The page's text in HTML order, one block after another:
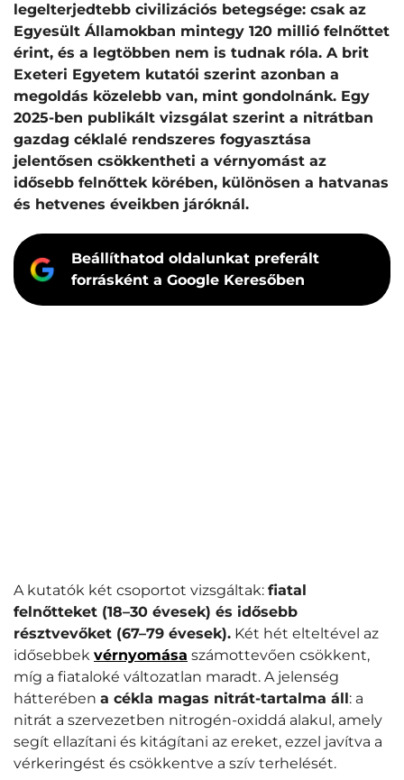
legelterjedtebb civilizációs betegsége: csak az
Egyesült Államokban mintegy 120 millió felnőttet
érint, és a legtöbben nem is tudnak róla. A brit
Exeteri Egyetem kutatói szerint azonban a
megoldás közelebb van, mint gondolnánk. Egy
2025-ben publikált vizsgálat szerint a nitrátban
gazdag céklalé rendszeres fogyasztása
jelentősen csökkentheti a vérnyomást az
idősebb felnőttek körében, különösen a hatvanas
és hetvenes éveikben járóknál.
Beállíthatod oldalunkat preferált
forrásként a Google Keresőben
A kutatók két csoportot vizsgáltak: fiatal
felnőtteket (18–30 évesek) és idősebb
résztvevőket (67–79 évesek). Két hét elteltével az
idősebbek vérnyomása számottevően csökkent,
míg a fiataloké változatlan maradt. A jelenség
hátterében a cékla magas nitrát-tartalma áll: a
nitrát a szervezetben nitrogén-oxiddá alakul, amely
segít ellazítani és kitágítani az ereket, ezzel javítva a
vérkeringést és csökkentve a szív terhelését.